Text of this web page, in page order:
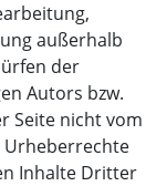
außerhalb
der
Autors bzw.
Seite nicht vom
Urheberrechte
Inhalte Dritter